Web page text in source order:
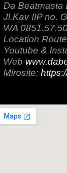
Da Beatmasta
Jl.Kav IIP no.
WA
Location
Youtube &
Web
Mirosite: